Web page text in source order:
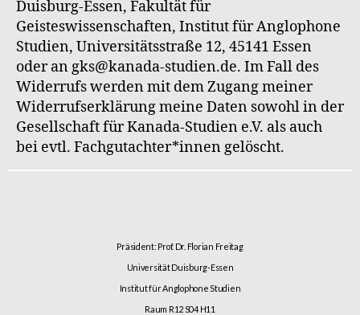
Duisburg-Essen, Fakultät für
Geisteswissenschaften, Institut für Anglophone
Studien, Universitätsstraße 12, 45141 Essen
oder an gks@kanada-studien.de. Im Fall des
Widerrufs werden mit dem Zugang meiner
Widerrufserklärung meine Daten sowohl in der
Gesellschaft für Kanada-Studien e.V. als auch
bei evtl. Fachgutachter*innen gelöscht.
Präsident: Prof. Dr. Florian Freitag
Universität Duisburg-Essen
Institut für Anglophone Studien
Raum R12 S04 H11